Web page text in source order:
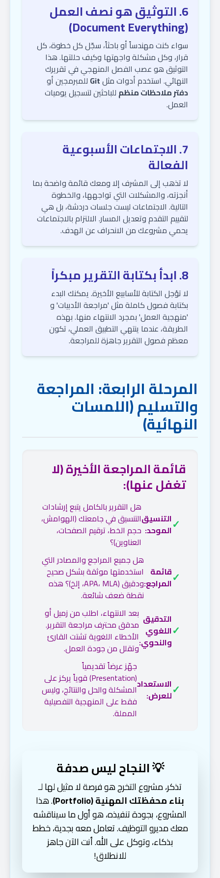
6. التوثيق هو نصف العمل
(Document Everything)
سواء كنت مهندساً أو باحثاً، سجّل كل خطوة، كل
قرار، وكل مشكلة واجهتها وكيف حللتها. هذا
التوثيق هو عصب الفصل المنهجي في تقريرك
النهائي. استخدم أدوات مثلGit للمبرمجين أو
دفتر ملاحظات منظم للباحثين لتسجيل يوميات
العمل.
7. الاجتماعات الأسبوعية
الفعالة
لا تذهب إلى المشرف إلا ومعك قائمة واضحة بما
أنجزته، والمشكلات التي تواجهها، والخطوة
التالية. الاجتماعات ليست جلسات دردشة، بل هي
لتقييم التقدم وتعديل المسار. الالتزام بالاجتماعات
يحمي مشروعك من الانحراف عن الهدف.
8. ابدأ بكتابة التقرير مبكراً
لا تؤجل الكتابة للأسابيع الأخيرة. يمكنك البدء
بكتابة فصول كاملة مثل 'مراجعة الأدبيات' و
'منهجية العمل' بمجرد الانتهاء منها. بهذه
الطريقة، عندما ينتهي التطبيق العملي، تكون
معظم فصول التقرير جاهزة للمراجعة.
المرحلة الرابعة: المراجعة
والتسليم (اللمسات
النهائية)
قائمة المراجعة الأخيرة (لا
تغفل عنها):
✓التنسيق
الموحد:
هل التقرير بالكامل يتبع إرشادات
التنسيق في جامعتك (الهوامش،
حجم الخط، ترقيم الصفحات،
العناوين)؟
✓قائمة
المراجع:
هل جميع المراجع والمصادر التي
استخدمتها موثقة بشكل صحيح
ودقيق (APA، MLA، إلخ)؟ هذه
نقطة ضعف شائعة.
✓
التدقيق
اللغوي
والنحوي:
بعد الانتهاء، اطلب من زميل أو
مدقق محترف مراجعة التقرير.
الأخطاء اللغوية تشتت القارئ
وتقلل من جودة العمل.
✓الاستعداد
للعرض:
جهّز عرضاً تقديمياً
(Presentation) قوياً يركز على
المشكلة والحل والنتائج، وليس
فقط على المنهجية التفصيلية
المملة.
💡 النجاح ليس صدفة
تذكر، مشروع التخرج هو فرصة لا مثيل لها لـ
بناء محفظتك المهنية (Portfolio)
. هذا
المشروع، بجودة تنفيذه، هو أول ما سيناقشه
معك مديرو التوظيف. تعامل معه بجدية، خطط
بذكاء، وتوكل على الله. أنت الآن جاهز
للانطلاق!